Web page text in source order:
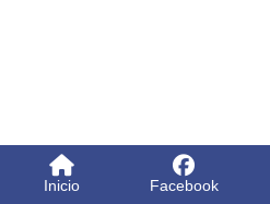
Inicio Facebook